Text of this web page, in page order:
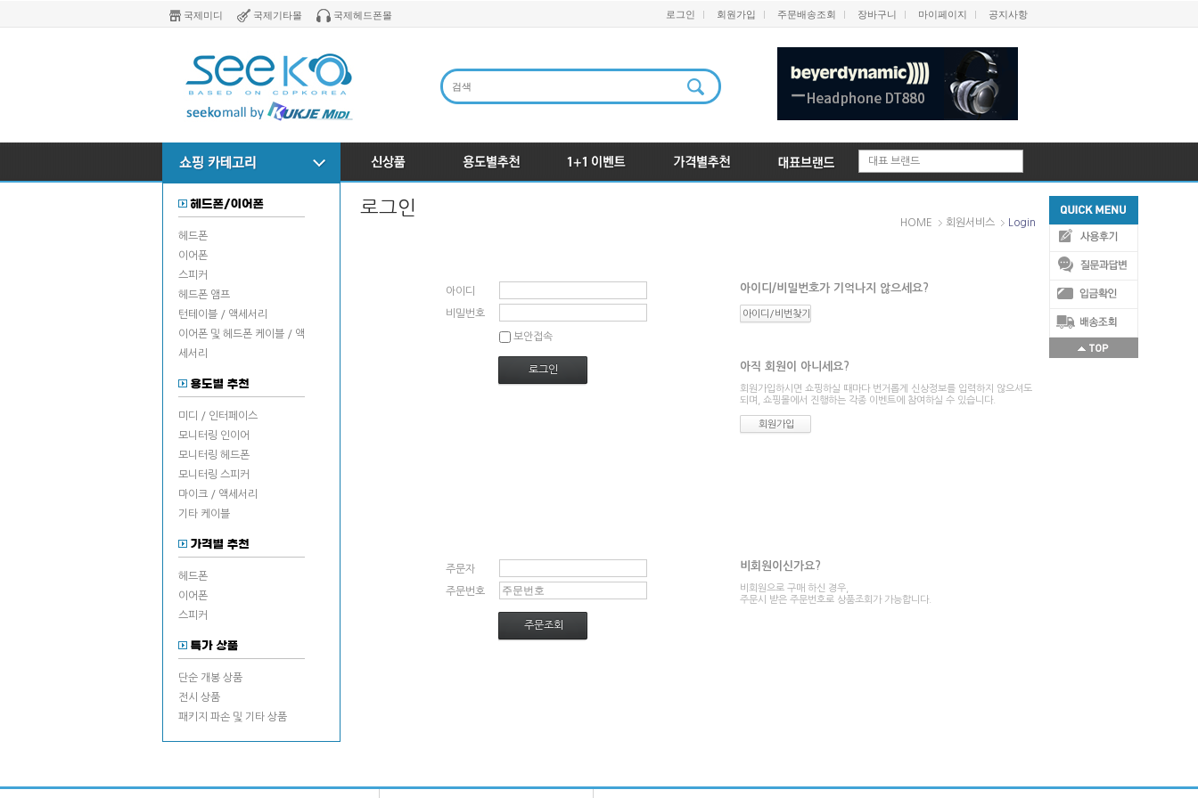
국제미디 국제기타몰 국제헤드폰몰 로그인 회원가입 주문배송조회 장바구니 마이페이지 공지사항
대표 브랜드
헤드폰
이어폰
스피커
헤드폰 앰프
턴테이블 / 액세서리
이어폰 및 헤드폰 케이블 / 액
세서리
미디 / 인터페이스
모니터링 인이어
모니터링 헤드폰
모니터링 스피커
마이크 / 액세서리
기타 케이블
헤드폰
이어폰
스피커
단순 개봉 상품
전시 상품
패키지 파손 및 기타 상품
HOME 회원서비스 Login
로그인
아이디
비밀번호
보안접속
로그인
아이디/비밀번호가 기억나지 않으세요?
아이디/비번찾기
아직 회원이 아니세요?
회원가입하시면 쇼핑하실 때마다 번거롭게 신상정보를 입력하지 않으셔도
되며, 쇼핑몰에서 진행하는 각종 이벤트에 참여하실 수 있습니다.
회원가입
주문자
주문번호
주문조회
비회원이신가요?
비회원으로 구매 하신 경우,
주문시 받은 주문번호로 상품조회가 가능합니다.